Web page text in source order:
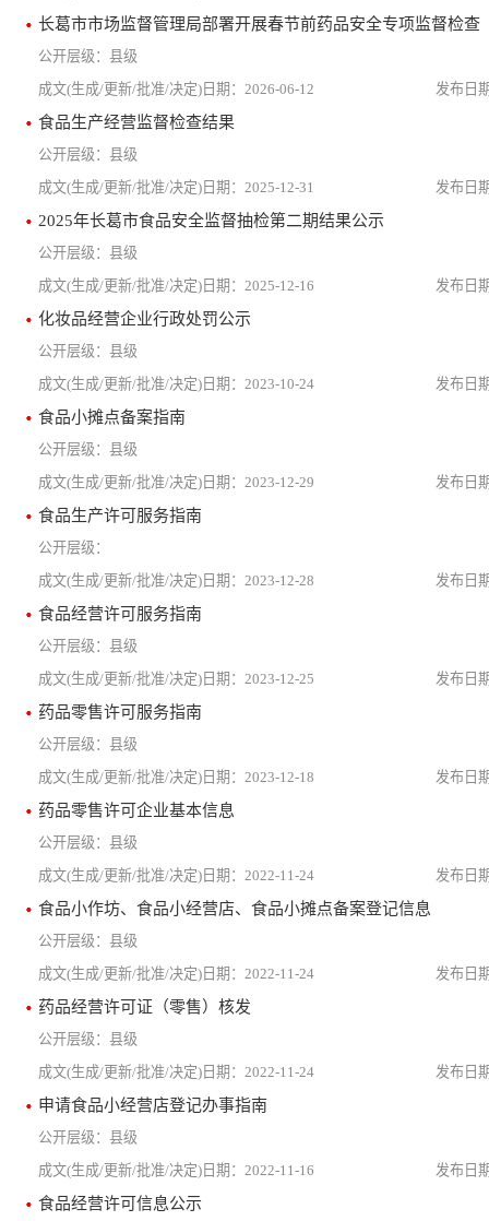
长葛市市场监督管理局部署开展春节前药品安全专项监督检查
县级
2026-06-12
食品生产经营监督检查结果
县级
2025-12-31
2025年长葛市食品安全监督抽检第二期结果公示
县级
2025-12-16
化妆品经营企业行政处罚公示
县级
2023-10-24
食品小摊点备案指南
县级
2023-12-29
食品生产许可服务指南
2023-12-28
食品经营许可服务指南
县级
2023-12-25
药品零售许可服务指南
县级
2023-12-18
药品零售许可企业基本信息
县级
2022-11-24
食品小作坊、食品小经营店、食品小摊点备案登记信息
县级
2022-11-24
药品经营许可证（零售）核发
县级
2022-11-24
申请食品小经营店登记办事指南
县级
2022-11-16
食品经营许可信息公示